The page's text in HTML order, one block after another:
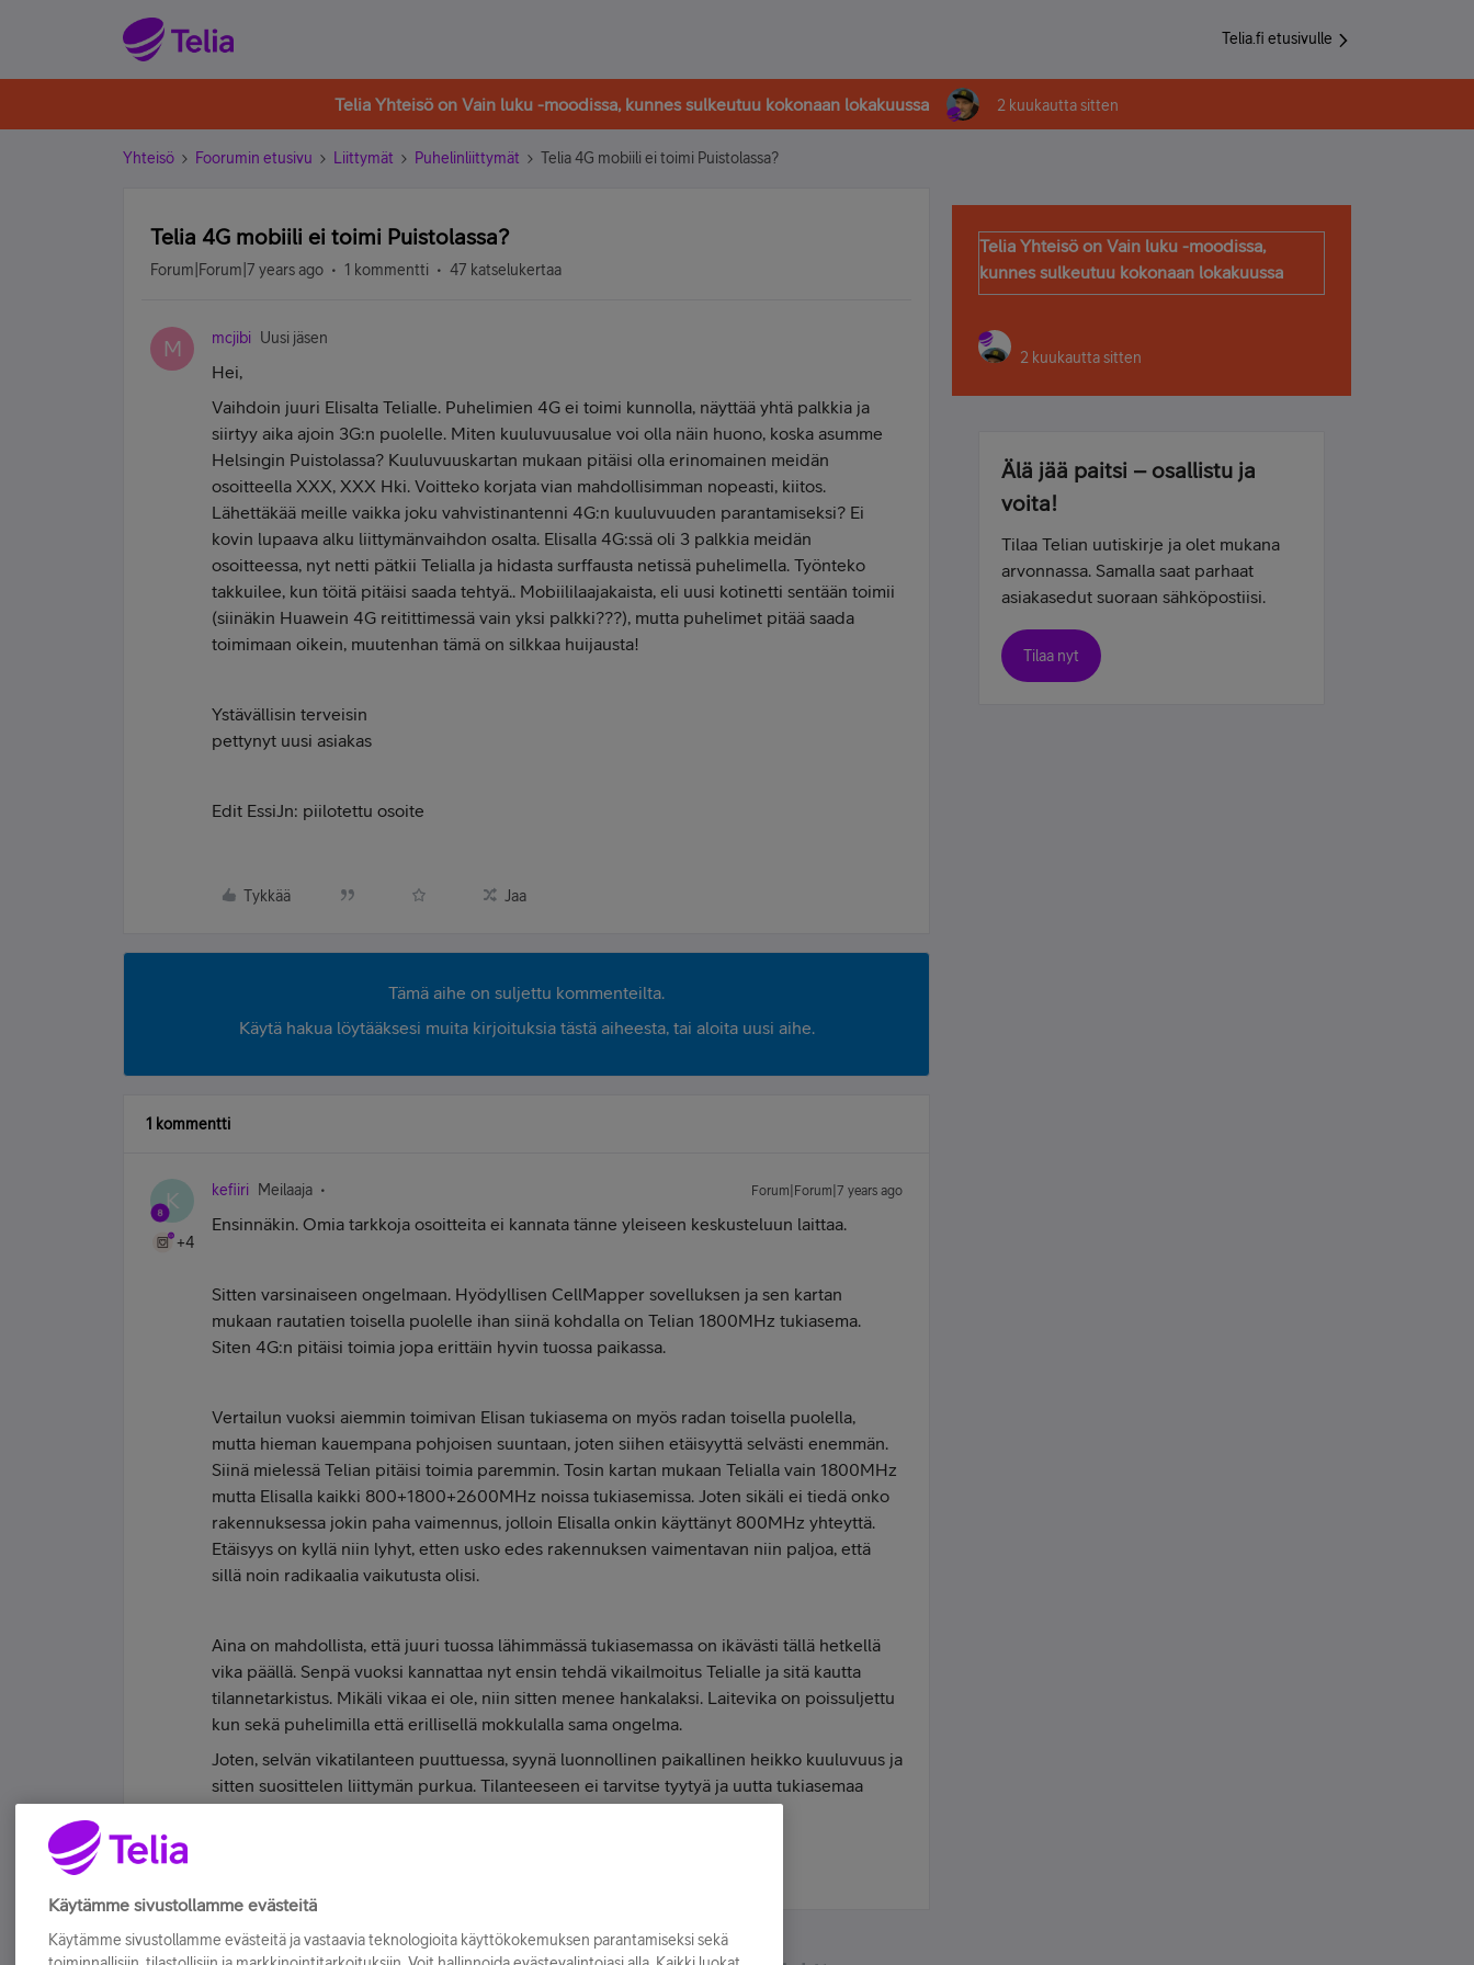
Telia.fi etusivulle
Telia Yhteisö on Vain luku -moodissa, kunnes sulkeutuu kokonaan lokakuussa 2 kuukautta sitten
Yhteisö Foorumin etusivu Liittymät Puhelinliittymät Telia 4G mobiili ei toimi Puistolassa?
Telia 4G mobiili ei toimi Puistolassa?
Forum|Forum|7 years ago 1 kommentti 47 katselukertaa
M mcjibi Uusi jäsen
Hei,
Vaihdoin juuri Elisalta Telialle. Puhelimien 4G ei toimi kunnolla, näyttää yhtä palkkia ja
siirtyy aika ajoin 3G:n puolelle. Miten kuuluvuusalue voi olla näin huono, koska asumme
Helsingin Puistolassa? Kuuluvuuskartan mukaan pitäisi olla erinomainen meidän
osoitteella XXX, XXX Hki. Voitteko korjata vian mahdollisimman nopeasti, kiitos.
Lähettäkää meille vaikka joku vahvistinantenni 4G:n kuuluvuuden parantamiseksi? Ei
kovin lupaava alku liittymänvaihdon osalta. Elisalla 4G:ssä oli 3 palkkia meidän
osoitteessa, nyt netti pätkii Telialla ja hidasta surffausta netissä puhelimella. Työnteko
takkuilee, kun töitä pitäisi saada tehtyä.. Mobiililaajakaista, eli uusi kotinetti sentään toimii
(siinäkin Huawein 4G reitittimessä vain yksi palkki???), mutta puhelimet pitää saada
toimimaan oikein, muutenhan tämä on silkkaa huijausta!
Ystävällisin terveisin
pettynyt uusi asiakas
Edit EssiJn: piilotettu osoite
Tykkää Jaa
Tämä aihe on suljettu kommenteilta.
Käytä hakua löytääksesi muita kirjoituksia tästä aiheesta, tai aloita uusi aihe.
1 kommentti
K
+4
kefiiri Meilaaja Forum|Forum|7 years ago
Ensinnäkin. Omia tarkkoja osoitteita ei kannata tänne yleiseen keskusteluun laittaa.
Sitten varsinaiseen ongelmaan. Hyödyllisen CellMapper sovelluksen ja sen kartan
mukaan rautatien toisella puolelle ihan siinä kohdalla on Telian 1800MHz tukiasema.
Siten 4G:n pitäisi toimia jopa erittäin hyvin tuossa paikassa.
Vertailun vuoksi aiemmin toimivan Elisan tukiasema on myös radan toisella puolella,
mutta hieman kauempana pohjoisen suuntaan, joten siihen etäisyyttä selvästi enemmän.
Siinä mielessä Telian pitäisi toimia paremmin. Tosin kartan mukaan Telialla vain 1800MHz
mutta Elisalla kaikki 800+1800+2600MHz noissa tukiasemissa. Joten sikäli ei tiedä onko
rakennuksessa jokin paha vaimennus, jolloin Elisalla onkin käyttänyt 800MHz yhteyttä.
Etäisyys on kyllä niin lyhyt, etten usko edes rakennuksen vaimentavan niin paljoa, että
sillä noin radikaalia vaikutusta olisi.
Aina on mahdollista, että juuri tuossa lähimmässä tukiasemassa on ikävästi tällä hetkellä
vika päällä. Senpä vuoksi kannattaa nyt ensin tehdä vikailmoitus Telialle ja sitä kautta
tilannetarkistus. Mikäli vikaa ei ole, niin sitten menee hankalaksi. Laitevika on poissuljettu
kun sekä puhelimilla että erillisellä mokkulalla sama ongelma.
Joten, selvän vikatilanteen puuttuessa, syynä luonnollinen paikallinen heikko kuuluvuus ja
sitten suosittelen liittymän purkua. Tilanteeseen ei tarvitse tyytyä ja uutta tukiasemaa
Telia Yhteisö on Vain luku -moodissa,
kunnes sulkeutuu kokonaan lokakuussa
2 kuukautta sitten
Älä jää paitsi – osallistu ja
voita!
Tilaa Telian uutiskirje ja olet mukana
arvonnassa. Samalla saat parhaat
asiakasedut suoraan sähköpostiisi.
Tilaa nyt
Käytämme sivustollamme evästeitä
Käytämme sivustollamme evästeitä ja vastaavia teknologioita käyttökokemuksen parantamiseksi sekä